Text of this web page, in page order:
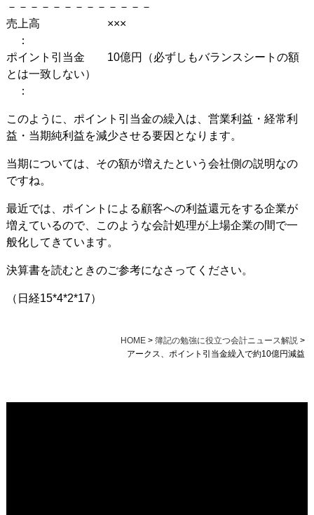
－－－－－－－－－－－－－
売上高 ×××
：
ポイント引当金 10億円（必ずしもバランスシートの額
とは一致しない）
：
このように、ポイント引当金の繰入は、営業利益・経常利
益・当期純利益を減少させる要因となります。
当期については、その額が増えたという会社側の説明なの
ですね。
最近では、ポイントによる顧客への利益還元をする企業が
増えているので、このような会計処理が上場企業の間で一
般化してきています。
決算書を読むときのご参考になさってください。
（日経15*4*2*17）
HOME> 簿記の勉強に役立つ会計ニュース解説 >
アークス、ポイント引当金繰入で約10億円減益